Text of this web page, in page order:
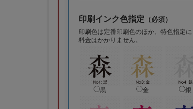
印刷インク色指定 （必須）
印刷色は定番印刷色のほか、特色指定
料金はかかりません。
黒 金 銀